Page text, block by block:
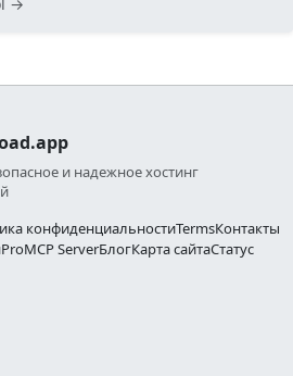
и надежное хостинг
конфиденциальностиTermsКонтакты
ProMCP ServerБлогКарта сайтаСтатус